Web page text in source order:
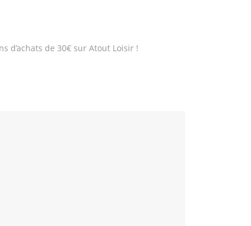
d’achats de 30€ sur Atout Loisir !